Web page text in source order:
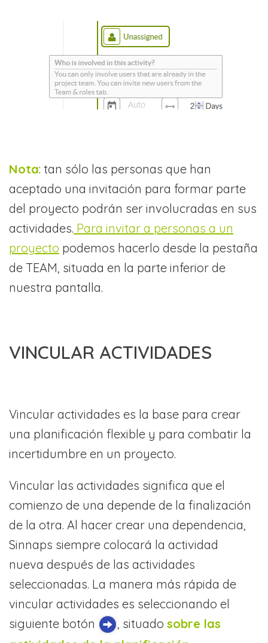
Nota: tan sólo las personas que han
aceptado una invitación para formar parte
del proyecto podrán ser involucradas en sus
actividades. Para invitar a personas a un
proyecto podemos hacerlo desde la pestaña
de TEAM, situada en la parte inferior de
nuestra pantalla.
VINCULAR ACTIVIDADES
Vincular actividades es la base para crear
una planificación flexible y para combatir la
incertidumbre en un proyecto.
Vincular las actividades significa que el
comienzo de una depende de la finalización
de la otra. Al hacer crear una dependencia,
Sinnaps siempre colocará la actividad
nueva después de las actividades
seleccionadas. La manera más rápida de
vincular actividades es seleccionando el
siguiente botón
, situado sobre las